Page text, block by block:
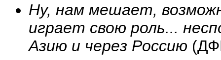
Ну, нам мешает,
играет свою роль...
Азию и через Россию